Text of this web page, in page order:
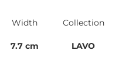
Width
7.7 cm
Collection
LAVO